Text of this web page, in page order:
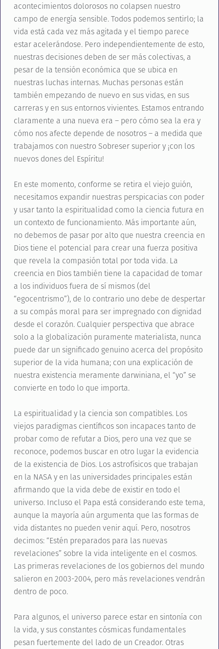
acontecimientos dolorosos no colapsen nuestro
campo de energía sensible. Todos podemos sentirlo; la
vida está cada vez más agitada y el tiempo parece
estar acelerándose. Pero independientemente de esto,
nuestras decisiones deben de ser más colectivas, a
pesar de la tensión económica que se ubica en
nuestras luchas internas. Muchas personas están
también empezando de nuevo en sus vidas, en sus
carreras y en sus entornos vivientes. Estamos entrando
claramente a una nueva era – pero cómo sea la era y
cómo nos afecte depende de nosotros – a medida que
trabajamos con nuestro Sobreser superior y ¡con los
nuevos dones del Espíritu!
En este momento, conforme se retira el viejo guión,
necesitamos expandir nuestras perspicacias con poder
y usar tanto la espiritualidad como la ciencia futura en
un contexto de funcionamiento. Más importante aún,
no debemos de pasar por alto que nuestra creencia en
Dios tiene el potencial para crear una fuerza positiva
que revela la compasión total por toda vida. La
creencia en Dios también tiene la capacidad de tomar
a los individuos fuera de sí mismos (del
“egocentrismo”), de lo contrario uno debe de despertar
a su compás moral para ser impregnado con dignidad
desde el corazón. Cualquier perspectiva que abrace
solo a la globalización puramente materialista, nunca
puede dar un significado genuino acerca del propósito
superior de la vida humana; con una explicación de
nuestra existencia meramente darwiniana, el “yo” se
convierte en todo lo que importa.
La espiritualidad y la ciencia son compatibles. Los
viejos paradigmas científicos son incapaces tanto de
probar como de refutar a Dios, pero una vez que se
reconoce, podemos buscar en otro lugar la evidencia
de la existencia de Dios. Los astrofísicos que trabajan
en la NASA y en las universidades principales están
afirmando que la vida debe de existir en todo el
universo. Incluso el Papa está considerando este tema,
aunque la mayoría aún argumenta que las formas de
vida distantes no pueden venir aquí. Pero, nosotros
decimos: “Estén preparados para las nuevas
revelaciones” sobre la vida inteligente en el cosmos.
Las primeras revelaciones de los gobiernos del mundo
salieron en 2003-2004, pero más revelaciones vendrán
dentro de poco.
Para algunos, el universo parece estar en sintonía con
la vida, y sus constantes cósmicas fundamentales
pesan fuertemente del lado de un Creador. Otras